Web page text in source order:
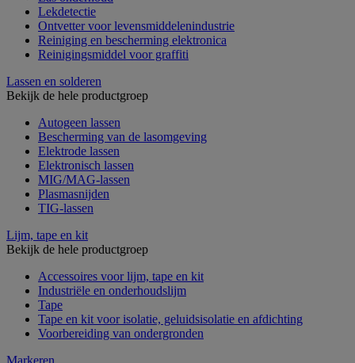
Lekdetectie
Ontvetter voor levensmiddelenindustrie
Reiniging en bescherming elektronica
Reinigingsmiddel voor graffiti
Lassen en solderen
Bekijk de hele productgroep
Autogeen lassen
Bescherming van de lasomgeving
Elektrode lassen
Elektronisch lassen
MIG/MAG-lassen
Plasmasnijden
TIG-lassen
Lijm, tape en kit
Bekijk de hele productgroep
Accessoires voor lijm, tape en kit
Industriële en onderhoudslijm
Tape
Tape en kit voor isolatie, geluidsisolatie en afdichting
Voorbereiding van ondergronden
Markeren